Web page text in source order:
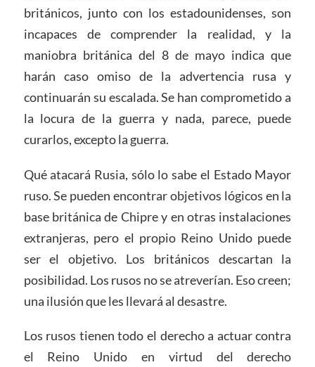
británicos, junto con los estadounidenses, son
incapaces de comprender la realidad, y la
maniobra británica del 8 de mayo indica que
harán caso omiso de la advertencia rusa y
continuarán su escalada. Se han comprometido a
la locura de la guerra y nada, parece, puede
curarlos, excepto la guerra.
Qué atacará Rusia, sólo lo sabe el Estado Mayor
ruso. Se pueden encontrar objetivos lógicos en la
base británica de Chipre y en otras instalaciones
extranjeras, pero el propio Reino Unido puede
ser el objetivo. Los británicos descartan la
posibilidad. Los rusos no se atreverían. Eso creen;
una ilusión que les llevará al desastre.
Los rusos tienen todo el derecho a actuar contra
el Reino Unido en virtud del derecho